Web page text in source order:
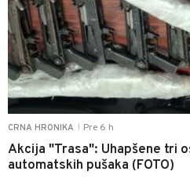
CRNA HRONIKA Pre 6 h
Akcija "Trasa": Uhapšene tri
automatskih pušaka (FOTO)